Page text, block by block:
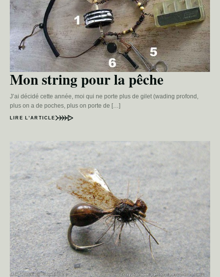
Mon string pour la pêche
J’ai décidé cette année, moi qui ne porte plus de gilet (wading profond,
plus on a de poches, plus on porte de […]
LIRE L’ARTICLE